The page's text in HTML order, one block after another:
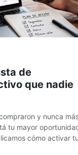
de
que nadie
y nunca
tu mayor
cómo activar tu